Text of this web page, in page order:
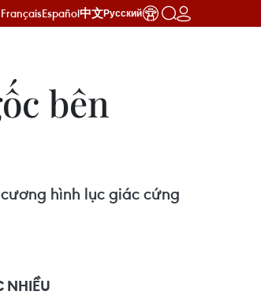
FrançaisEspañol中文Русский
bên
hình lục giác cứng
NHIỀU